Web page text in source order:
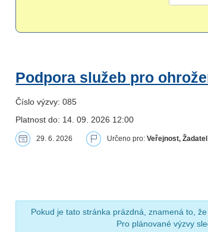
Podpora služeb pro
Číslo výzvy: 085
Platnost do: 14. 09. 2026 12:00
29. 6. 2026 Určeno pro:Veřejnost, Žadatel
Pokud je tato stránka prázdná, znamená to,
Pro plánované výzvy